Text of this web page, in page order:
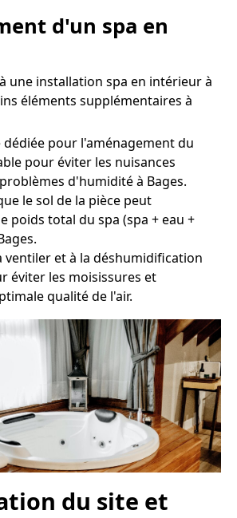
d'un spa en
une installation spa en intérieur à
éléments supplémentaires à
dédiée pour l'aménagement du
pour éviter les nuisances
d'humidité à Bages.
le sol de la pièce peut
poids total du spa (spa + eau +
ventiler et à la déshumidification
éviter les moisissures et
qualité de l'air.
du site et